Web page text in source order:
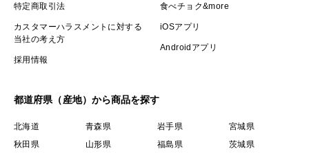
特定商取引法
カスタマーハラスメントに対する
当社の考え方
採用情報
食べチョク&more
iOSアプリ
Androidアプリ
都道府県（産地）から商品を探す
北海道 青森県 岩手県
宮城県
秋田県
山形県 福島県
茨城県